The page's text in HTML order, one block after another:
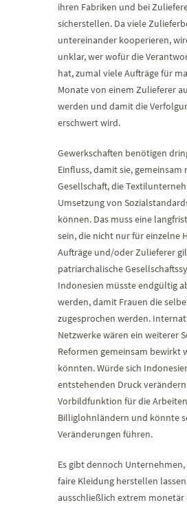
ihren Fabriken und bei
sicherstellen. Da viele
untereinander kooperieren,
unklar, wer wofür die
hat, zumal viele Aufträge für
Monate von einem Zulieferer
werden und damit die
erschwert wird.
Gewerkschaften benötigen
Einfluss, damit sie, gemeinsam
Gesellschaft, die
Umsetzung von
können. Das muss eine
sein, die nicht nur für einzelne
Aufträge und/oder Zulieferer
patriarchalische
Indonesien müsste endgültig
werden, damit Frauen die
zugesprochen werden.
Netzwerke wären ein weiterer
Reformen gemeinsam bewirkt
könnten. Würde sich
entstehenden Druck
Vorbildfunktion für die
Billiglohnländern und könnte
Veränderungen führen.
Es gibt dennoch
faire Kleidung herstellen
ausschließlich extrem monetär